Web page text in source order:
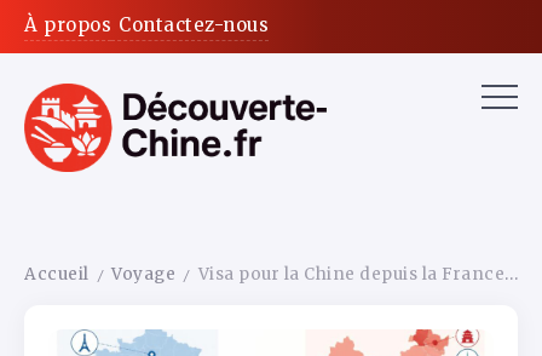
À propos Contactez-nous
Accueil / Voyage / Visa pour la Chine depuis la France : toutes les démarches pas à pas en 2026